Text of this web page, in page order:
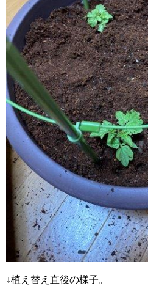
↓植え替え直後の様子。